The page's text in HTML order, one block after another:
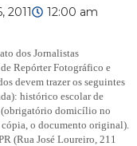
2011 12:00 am
dos Jornalistas
Repórter Fotográfico e
devem trazer os seguintes
histórico escolar de
(obrigatório domicílio no
cópia, o documento original).
(Rua José Loureiro, 211